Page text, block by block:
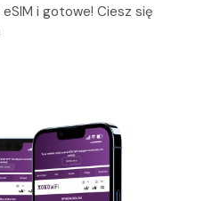
i gotowe! Ciesz się